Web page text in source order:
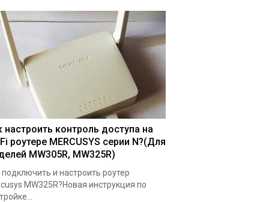
настроить контроль доступа на
роутере MERCUSYS серии N?(Для
MW305R, MW325R)
подключить и настроить роутер
MW325R?Новая инструкция по